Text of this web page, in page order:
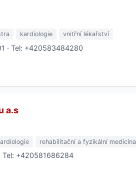
kardiologie vnitřní lékařství
· Tel: +420583484280
a.s
rehabilitační a fyzikální medicína
Tel: +420581686284